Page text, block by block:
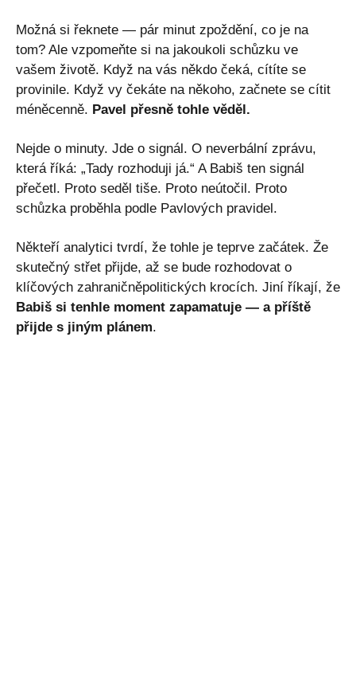
Možná si řeknete — pár minut zpoždění, co je na
tom? Ale vzpomeňte si na jakoukoli schůzku ve
vašem životě. Když na vás někdo čeká, cítíte se
provinile. Když vy čekáte na někoho, začnete se cítit
méněcenně. Pavel přesně tohle věděl.
Nejde o minuty. Jde o signál. O neverbální zprávu,
která říká: „Tady rozhoduji já.“ A Babiš ten signál
přečetl. Proto seděl tiše. Proto neútočil. Proto
schůzka proběhla podle Pavlových pravidel.
Někteří analytici tvrdí, že tohle je teprve začátek. Že
skutečný střet přijde, až se bude rozhodovat o
klíčových zahraničněpolitických krocích. Jiní říkají, že
Babiš si tenhle moment zapamatuje — a příště
přijde s jiným plánem.